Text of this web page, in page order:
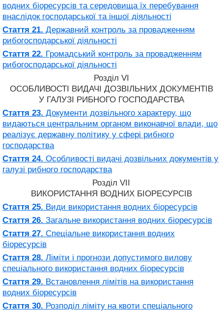
водних біоресурсів та середовища їх перебування
внаслідок господарської та іншої діяльності
Стаття 21. Державний контроль за провадженням
рибогосподарської діяльності
Стаття 22. Громадський контроль за провадженням
рибогосподарської діяльності
Розділ VI
ОСОБЛИВОСТІ ВИДАЧІ ДОЗВІЛЬНИХ ДОКУМЕНТІВ
У ГАЛУЗІ РИБНОГО ГОСПОДАРСТВА
Стаття 23. Документи дозвільного характеру, що
видаються центральним органом виконавчої влади, що
реалізує державну політику у сфері рибного
господарства
Стаття 24. Особливості видачі дозвільних документів у
галузі рибного господарства
Розділ VII
ВИКОРИСТАННЯ ВОДНИХ БІОРЕСУРСІВ
Стаття 25. Види використання водних біоресурсів
Стаття 26. Загальне використання водних біоресурсів
Стаття 27. Спеціальне використання водних
біоресурсів
Стаття 28. Ліміти і прогнози допустимого вилову
спеціального використання водних біоресурсів
Стаття 29. Встановлення лімітів на використання
водних біоресурсів
Стаття 30. Розподіл ліміту на квоти спеціального